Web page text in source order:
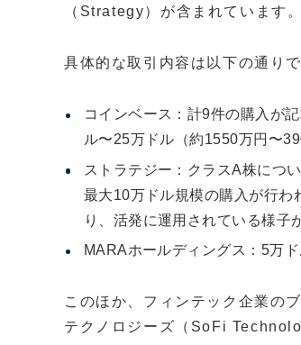
（Strategy）が含まれています。
具体的な取引内容は以下の通りで
コインベース：計9件の購入が
ル〜25万ドル（約1550万円〜
ストラテジー：クラスA株につ
最大10万ドル規模の購入が行わ
り、活発に運用されている様子
MARAホールディングス：5万
このほか、フィンテック企業の
テクノロジーズ（SoFi